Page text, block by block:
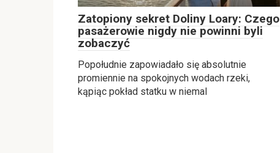
Zatopiony sekret Doliny Loary: Czego
pasażerowie nigdy nie powinni byli
zobaczyć
Popołudnie zapowiadało się absolutnie
promiennie na spokojnych wodach rzeki,
kąpiąc pokład statku w niemal